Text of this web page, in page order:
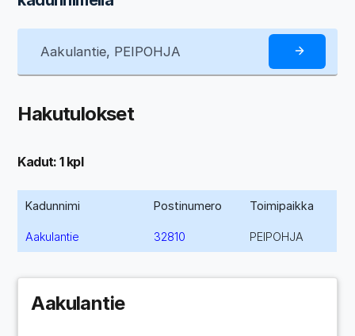
Hakutulokset
Kadut: 1 kpl
Kadunnimi Postinumero Toimipaikka
Aakulantie 32810 PEIPOHJA
Aakulantie